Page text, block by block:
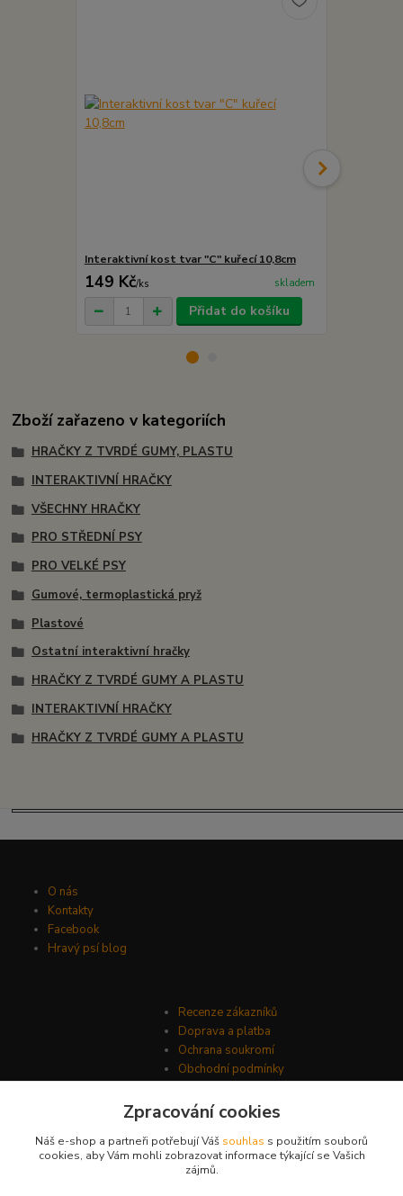
Interaktivní kost tvar "C" kuřecí 10,8cm
149 Kč/ks skladem
Přidat do košíku
Zboží zařazeno v kategoriích
HRAČKY Z TVRDÉ GUMY, PLASTU
INTERAKTIVNÍ HRAČKY
VŠECHNY HRAČKY
PRO STŘEDNÍ PSY
PRO VELKÉ PSY
Gumové, termoplastická pryž
Plastové
Ostatní interaktivní hračky
HRAČKY Z TVRDÉ GUMY A PLASTU
INTERAKTIVNÍ HRAČKY
HRAČKY Z TVRDÉ GUMY A PLASTU
O nás
Kontakty
Facebook
Hravý psí blog
Recenze zákazníků
Doprava a platba
Ochrana soukromí
Obchodní podmínky
Zpracování cookies
Náš e-shop a partneři potřebují Váš souhlas s použitím souborů
cookies, aby Vám mohli zobrazovat informace týkající se Vašich
zájmů.